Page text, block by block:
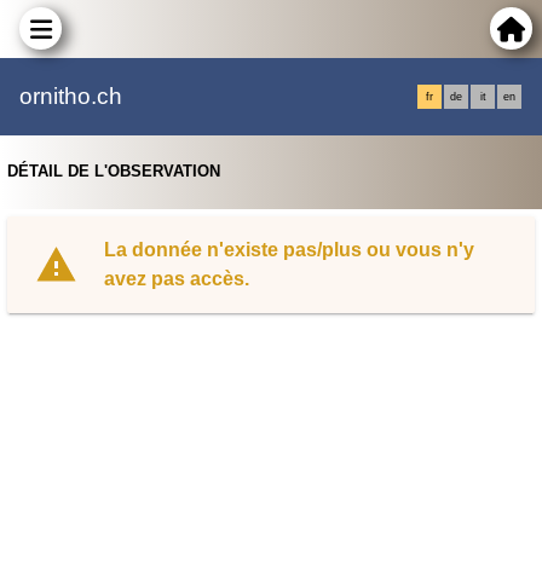
ornitho.ch fr de it en
DÉTAIL DE L'OBSERVATION
La donnée n'existe pas/plus ou vous n'y
avez pas accès.